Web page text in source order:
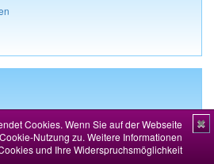
Cookies. Wenn Sie auf der Webseite
Nutzung zu. Weitere Informationen
und Ihre Widerspruchsmöglichkeit
✖